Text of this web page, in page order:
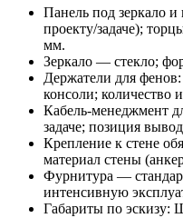
Панель под зеркало
проекту/задаче);
мм.
Зеркало — стекло;
Держатели для
консоли; количество
Кабель‑менеджмент
задаче; позиция
Крепление к стене
материал стены
Фурнитура —
интенсивную
Габариты по эскизу: